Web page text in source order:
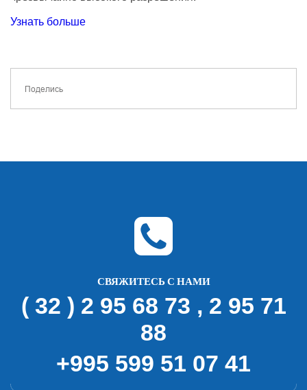
Узнать больше
Поделись
СВЯЖИТЕСЬ С НАМИ
( 32 ) 2 95 68 73 , 2 95 71
88
+995 599 51 07 41